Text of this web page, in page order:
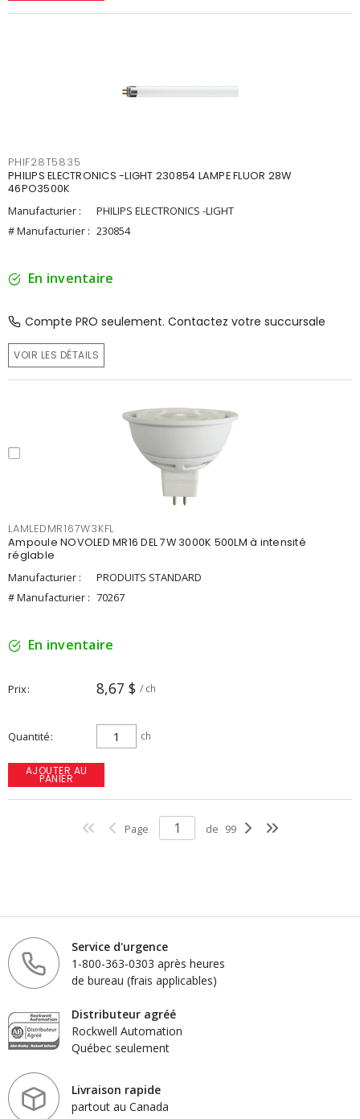
PHIF28T5835
PHILIPS ELECTRONICS -LIGHT 230854 LAMPE FLUOR 28W
46PO3500K
Manufacturier :
PHILIPS ELECTRONICS -LIGHT
# Manufacturier : 230854
En inventaire
Compte PRO seulement. Contactez votre succursale
VOIR LES DÉTAILS
LAMLEDMR167W3KFL
Ampoule NOVOLED MR16 DEL 7W 3000K 500LM à intensité
réglable
Manufacturier :
PRODUITS STANDARD
# Manufacturier : 70267
En inventaire
Prix 8,67 $ / ch
Quantité ch
AJOUTER AU
PANIER
Page de 99
Service d'urgence
1-800-363-0303 après heures
de bureau (frais applicables)
Distributeur agréé
Rockwell Automation
Québec seulement
Livraison rapide
partout au Canada